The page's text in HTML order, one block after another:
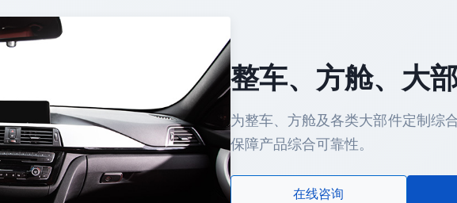
整车、方舱、大
为整车、方舱及各类大部件定制综
保障产品综合可靠性。
在线咨询